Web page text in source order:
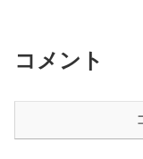
コメント